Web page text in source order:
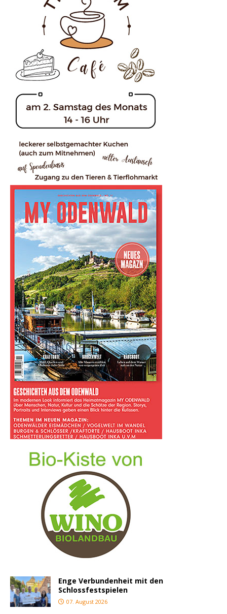
Enge Verbundenheit mit den
Schlossfestspielen
07. August 2026